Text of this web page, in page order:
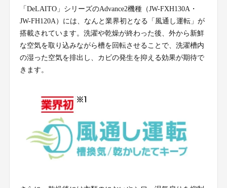
「DeLAITO」シリーズのAdvance2機種（JW-FXH130A・
JW-FH120A）には、なんと業界初となる「風通し運転」が
搭載されています。洗濯や乾燥が終わった後、外から新鮮
な空気を取り込みながら槽を回転させることで、洗濯槽内
の湿った空気を排出し、カビの発生を抑える効果が期待で
きます。